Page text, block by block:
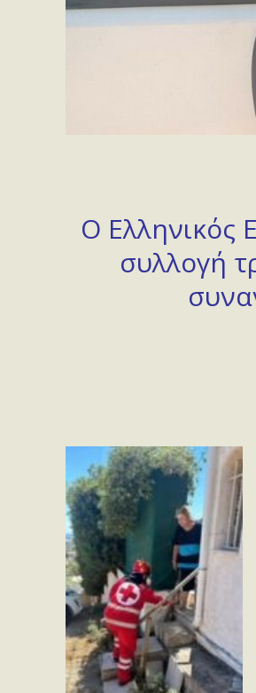
Ο Ελληνικός
συλλογή